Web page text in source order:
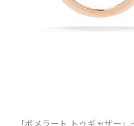
「ポメラート トゥギャザー